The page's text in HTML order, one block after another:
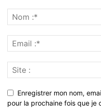
Enregistrer mon nom,
pour la prochaine fois que je